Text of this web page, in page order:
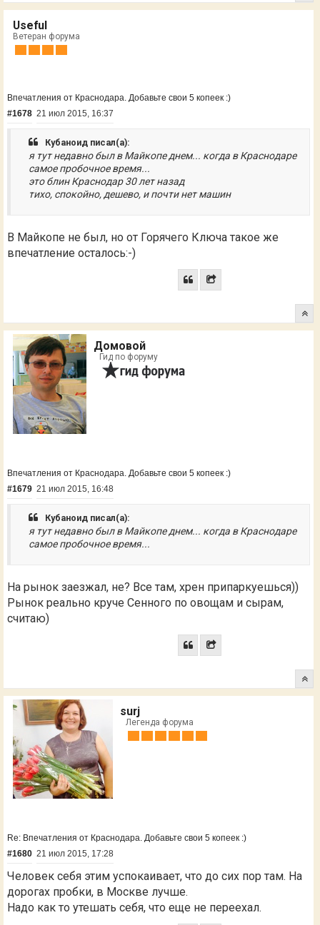
Useful
Ветеран форума
Впечатления от Краснодара. Добавьте свои 5 копеек :)
#1678 21 июл 2015, 16:37
Кубаноид писал(а):
я тут недавно был в Майкопе днем... когда в Краснодаре
самое пробочное время...
это блин Краснодар 30 лет назад
тихо, спокойно, дешево, и почти нет машин
В Майкопе не был, но от Горячего Ключа такое же
впечатление осталось:-)
Домовой
Гид по форуму
Впечатления от Краснодара. Добавьте свои 5 копеек :)
#1679 21 июл 2015, 16:48
Кубаноид писал(а):
я тут недавно был в Майкопе днем... когда в Краснодаре
самое пробочное время...
На рынок заезжал, не? Все там, хрен припаркуешься))
Рынок реально круче Сенного по овощам и сырам,
считаю)
surj
Легенда форума
Re: Впечатления от Краснодара. Добавьте свои 5 копеек :)
#1680 21 июл 2015, 17:28
Человек себя этим успокаивает, что до сих пор там. На
дорогах пробки, в Москве лучше.
Надо как то утешать себя, что еще не переехал.